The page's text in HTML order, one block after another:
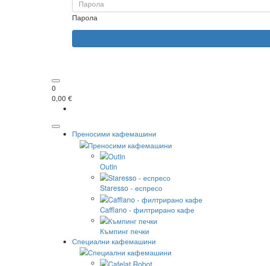
Парола
0
0,00 €
Преносими кафемашини
Outin
Staresso - еспресо
Cafflano - филтрирано кафе
Къмпинг печки
Специални кафемашини